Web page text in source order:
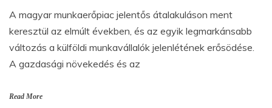
A magyar munkaerőpiac jelentős átalakuláson ment
keresztül az elmúlt években, és az egyik legmarkánsabb
változás a külföldi munkavállalók jelenlétének erősödése.
A gazdasági növekedés és az
Read More